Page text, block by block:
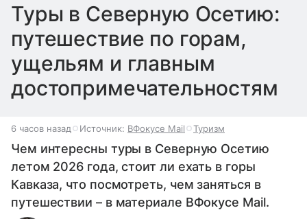
Туры в Северную Осетию:
путешествие по горам,
ущельям и главным
достопримечательностям
6 часов назад Источник: ВФокусе Mail Туризм
Чем интересны туры в Северную Осетию
летом 2026 года, стоит ли ехать в горы
Кавказа, что посмотреть, чем заняться в
путешествии – в материале ВФокусе Mail.